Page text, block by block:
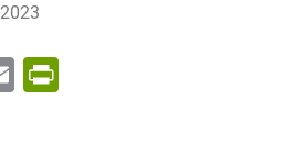
Email